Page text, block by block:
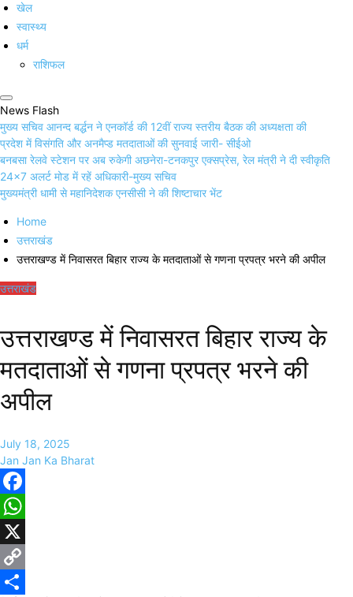
खेल
स्वास्थ्य
धर्म
राशिफल
News Flash
मुख्य सचिव आनन्द बर्द्धन ने एनकॉर्ड की 12वीं राज्य स्तरीय बैठक की अध्यक्षता की
प्रदेश में विसंगति और अनमैप्ड मतदाताओं की सुनवाई जारी- सीईओ
बनबसा रेलवे स्टेशन पर अब रुकेगी अछनेरा-टनकपुर एक्सप्रेस, रेल मंत्री ने दी स्वीकृति
24×7 अलर्ट मोड में रहें अधिकारी-मुख्य सचिव
मुख्यमंत्री धामी से महानिदेशक एनसीसी ने की शिष्टाचार भेंट
Home
उत्तराखंड
उत्तराखण्ड में निवासरत बिहार राज्य के मतदाताओं से गणना प्रपत्र भरने की अपील
उत्तराखंड
उत्तराखण्ड में निवासरत बिहार राज्य के
मतदाताओं से गणना प्रपत्र भरने की
अपील
July 18, 2025
Jan Jan Ka Bharat
Facebook
WhatsApp
X
Copy